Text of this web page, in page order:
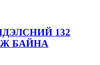
132
БАЙНА